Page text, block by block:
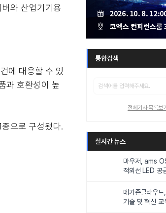
와 산업기기용
에 대응할 수 있
과 호환성이 높
으로 구성됐다.
통합검색
전체기사 목록보
실시간 뉴스
마우저, ams
적외선 LED 공
메가존클라우드
기술 및 혁신